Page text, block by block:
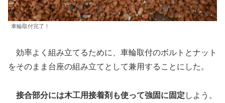
車輪取付完了！
効率よく組み立てるために、車輪取付のボルトとナット
をそのまま台座の組み立てとして兼用することにした。
接合部分には木工用接着剤も使って強固に固定 しよう。